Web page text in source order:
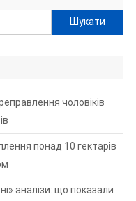
Пошук:
чоловіків
понад 10 гектарів
аналізи: що показали